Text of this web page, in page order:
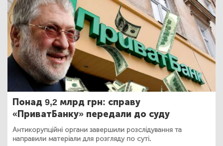
Понад 9,2 млрд грн: справу
«ПриватБанку» передали до суду
Антикорупційні органи завершили розслідування та
направили матеріали для розгляду по суті.